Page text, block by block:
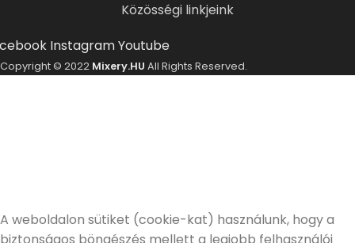
Közösségi linkjeink
InstagramYoutube
Copyright © 2022 Mixery.HU All Rights Reserved.
A weboldalon sütiket (cookie-kat) használunk, hogy a